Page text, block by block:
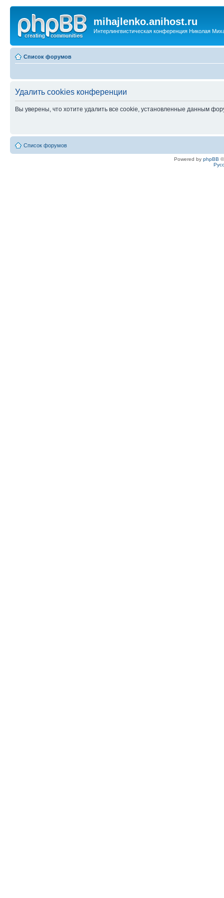
mihajlenko.anihost.ru
Интерлингвистическая конференция Николая
Список форумов
Удалить cookies конференции
Вы уверены, что хотите удалить все cookie, установленные данным
Список форумов
Powered by phpBB